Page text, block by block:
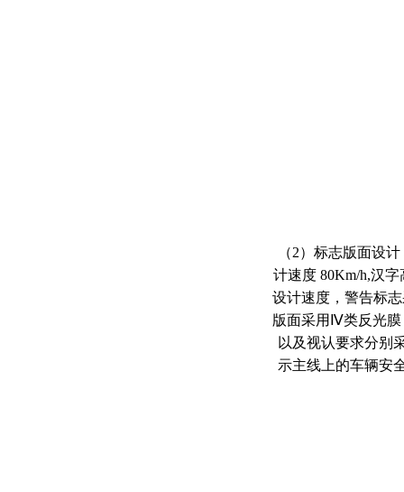
（2）标志版面设
计速度 80Km/h,汉
设计速度，警告标
版面采用Ⅳ类反光膜
以及视认要求分别
示主线上的车辆安